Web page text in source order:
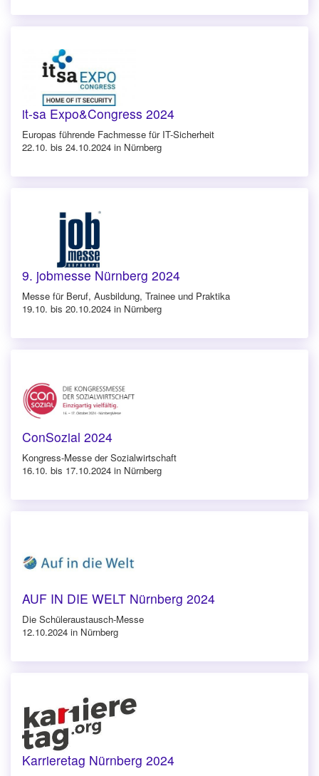
it-sa Expo&Congress 2024
Europas führende Fachmesse für IT-Sicherheit
22.10. bis 24.10.2024 in Nürnberg
9. jobmesse Nürnberg 2024
Messe für Beruf, Ausbildung, Trainee und Praktika
19.10. bis 20.10.2024 in Nürnberg
ConSozial 2024
Kongress-Messe der Sozialwirtschaft
16.10. bis 17.10.2024 in Nürnberg
AUF IN DIE WELT Nürnberg 2024
Die Schüleraustausch-Messe
12.10.2024 in Nürnberg
Karrieretag Nürnberg 2024